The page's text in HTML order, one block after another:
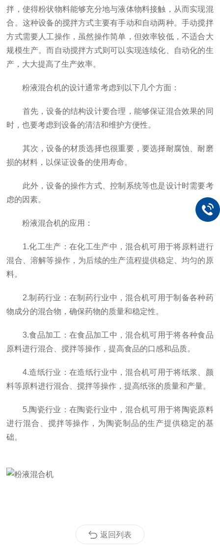
拌，使得粉状物料能够充分地与液体物料接触，从而实现混
合。这种设备的搅拌方式主要有手动和自动两种。手动搅拌
方式需要人工操作，虽然操作简单，但效率较低，不适合大
规模生产。而自动搅拌方式则可以实现连续化、自动化的生
产，大大提高了生产效率。
粉液混合机的设计通常考虑到以下几个方面：
首先，设备的结构设计要合理，能够保证混合效果的同
时，也要考虑到设备的清洁和维护方便性。
其次，设备的材质选择也很重要，要选择耐腐蚀、耐磨
损的材料，以保证设备的使用寿命。
此外，设备的操作方式、控制系统等也是设计时需要考
虑的因素。
粉液混合机的应用：
1.化工生产：在化工生产中，混合机可用于将原料进行
混合、溶解等操作，为后续的生产流程提供稳定、均匀的原
料。
2.制药行业：在制药行业中，混合机可用于制备各种药
物成分的混合物，确保药物的质量和稳定性。
3.食品加工：在食品加工中，混合机可用于将各种食品
原料进行混合、搅拌等操作，提高食品的口感和品质。
4.造纸行业：在造纸行业中，混合机可用于将纸浆、颜
料等原料进行混合、搅拌等操作，提高纸张的质量和产量。
5.陶瓷行业：在陶瓷行业中，混合机可用于将陶瓷原料
进行混合、搅拌等操作，为陶瓷制品的生产提供稳定的基
础。
返回列表